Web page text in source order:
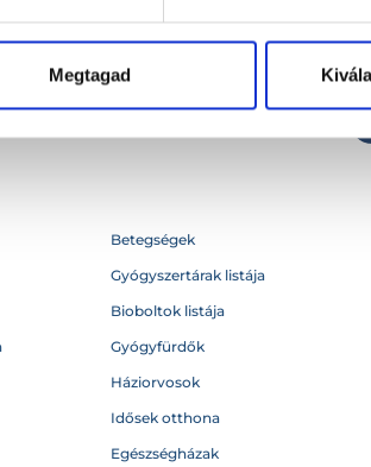
Megtagad
Betegségek
Gyógyszertárak listája
Bioboltok listája
Gyógyfürdők
Háziorvosok
Idősek otthona
Egészségházak